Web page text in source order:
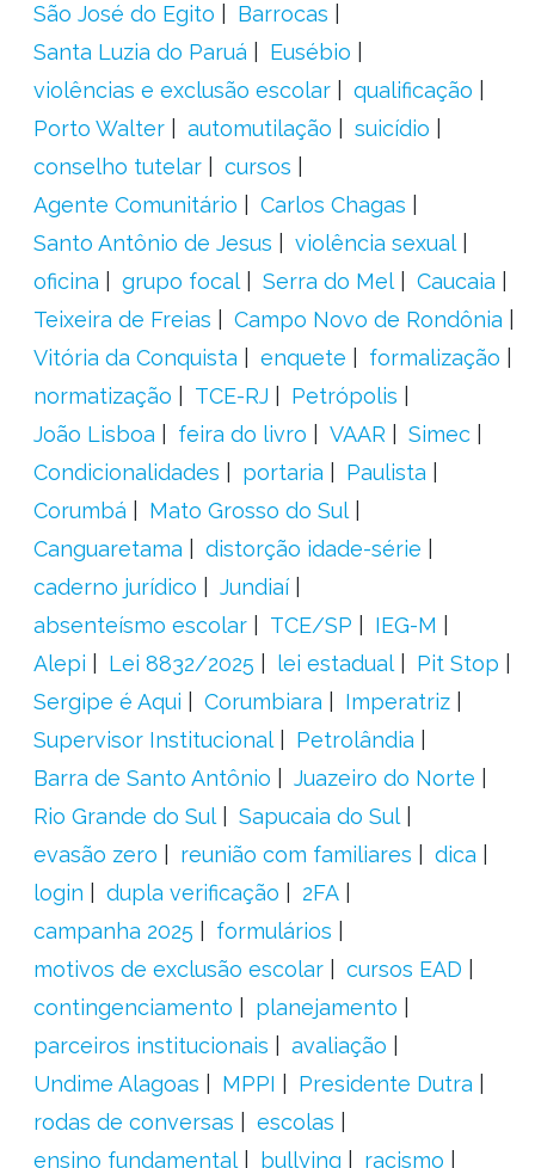
São José do Egito
Barrocas
Santa Luzia do Paruá
Eusébio
violências e exclusão escolar
qualificação
Porto Walter
automutilação
suicídio
conselho tutelar
cursos
Agente Comunitário
Carlos Chagas
Santo Antônio de Jesus
violência sexual
oficina
grupo focal Serra do Mel
Caucaia
Teixeira de Freias
Campo Novo de Rondônia
Vitória da Conquista
enquete
formalização
normatização
TCE-RJ
Petrópolis
João Lisboa
feira do livro VAAR
Simec
Condicionalidades
portaria
Paulista
Corumbá
Mato Grosso do Sul
Canguaretama
distorção idade-série
caderno jurídico
Jundiaí
absenteísmo escolar
TCE/SP
IEG-M
Alepi
Lei 8832/2025 lei estadual
Pit Stop
Sergipe é Aqui
Corumbiara
Imperatriz
Supervisor Institucional
Petrolândia
Barra de Santo Antônio
Juazeiro do Norte
Rio Grande do Sul
Sapucaia do Sul
evasão zero
reunião com familiares
dica
login
dupla verificação
2FA
campanha 2025
formulários
motivos de exclusão escolar
cursos EAD
contingenciamento
planejamento
parceiros institucionais
avaliação
Undime Alagoas
MPPI
Presidente Dutra
rodas de conversas
escolas
ensino fundamental
bullying
racismo